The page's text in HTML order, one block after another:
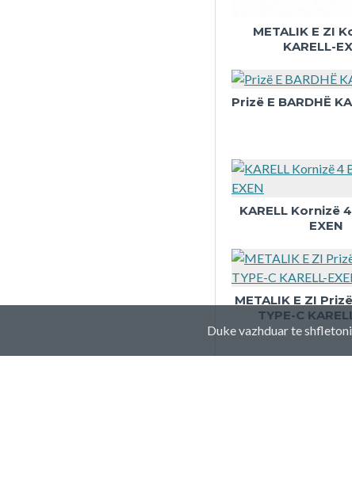
METALIK E ZI
KARELL-
Prizë E BARDHË
KARELL Kornizë
EXEN
METALIK E ZI
TYPE-C
Duke vazhduar te